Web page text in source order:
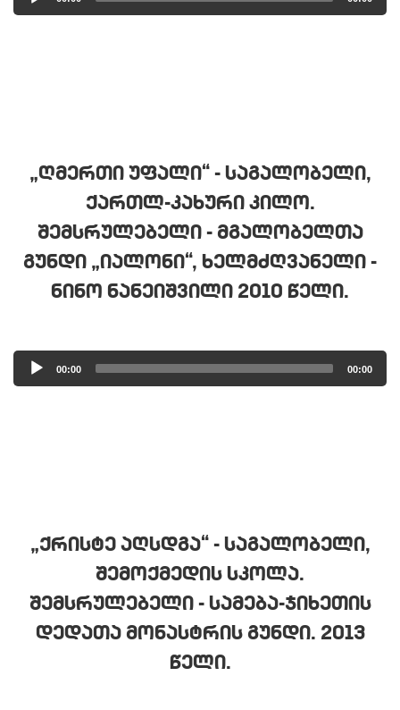
Player
„ᲦᲛᲔᲠᲗᲘ ᲣᲤᲐᲚᲘ“ - ᲡᲐᲒᲐᲚᲝᲑᲔᲚᲘ,
ᲥᲐᲠᲗᲚ-ᲙᲐᲮᲣᲠᲘ ᲙᲘᲚᲝ.
ᲨᲔᲛᲡᲠᲣᲚᲔᲑᲔᲚᲘ - ᲛᲒᲐᲚᲝᲑᲔᲚᲗᲐ
ᲒᲣᲜᲓᲘ „ᲘᲐᲚᲝᲜᲘ“, ᲮᲔᲚᲛᲫᲦᲕᲐᲜᲔᲚᲘ -
ᲜᲘᲜᲝ ᲜᲐᲜᲔᲘᲨᲕᲘᲚᲘ 2010 ᲬᲔᲚᲘ.
Audio
Player
00:00 00:00
„ᲥᲠᲘᲡᲢᲔ ᲐᲦᲡᲓᲒᲐ“ - ᲡᲐᲒᲐᲚᲝᲑᲔᲚᲘ,
ᲨᲔᲛᲝᲥᲛᲔᲓᲘᲡ ᲡᲙᲝᲚᲐ.
ᲨᲔᲛᲡᲠᲣᲚᲔᲑᲔᲚᲘ - ᲡᲐᲛᲔᲑᲐ-ᲯᲘᲮᲔᲗᲘᲡ
ᲓᲔᲓᲐᲗᲐ ᲛᲝᲜᲐᲡᲢᲠᲘᲡ ᲒᲣᲜᲓᲘ. 2013
ᲬᲔᲚᲘ.